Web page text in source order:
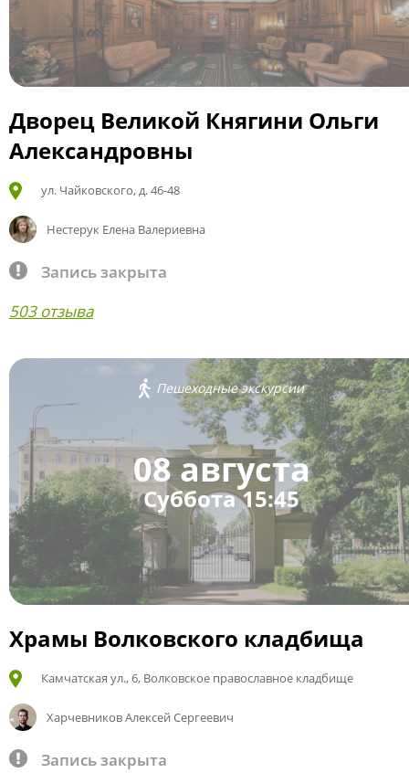
Дворец Великой Княгини Ольги
Александровны
ул. Чайковского, д. 46-48
Нестерук Елена Валериевна
Запись закрыта
503 отзыва
Пешеходные экскурсии
08 августа
Суббота 15:45
Храмы Волковского кладбища
Камчатская ул., 6, Волковское православное кладбище
Харчевников Алексей Сергеевич
Запись закрыта